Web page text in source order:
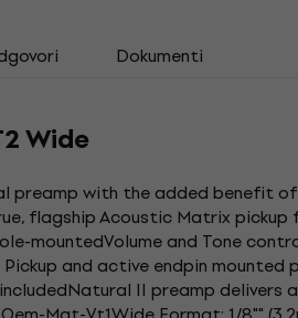
Dokumenti
Wide
preamp with the added benefit
flagship Acoustic Matrix pickup
mountedVolume and Tone
and active endpin
II preamp